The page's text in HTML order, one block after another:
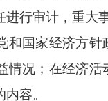
行审计，重大
和国家经济方
情况；在经济
容。